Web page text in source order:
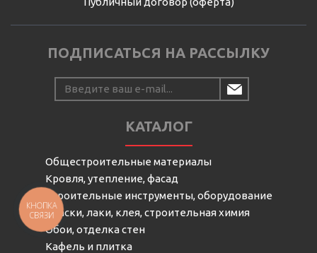
ПОДПИСАТЬСЯ НА РАССЫЛКУ
КАТАЛОГ
Общестроительные материалы
Кровля, утепление, фасад
Строительные инструменты, оборудование
Краски, лаки, клея, строительная химия
Обои, отделка стен
Кафель и плитка
КНОПКА
СВЯЗИ